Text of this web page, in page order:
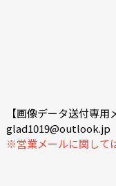
【画像データ送付専用
glad1019@outlook.jp
※営業メールに関して